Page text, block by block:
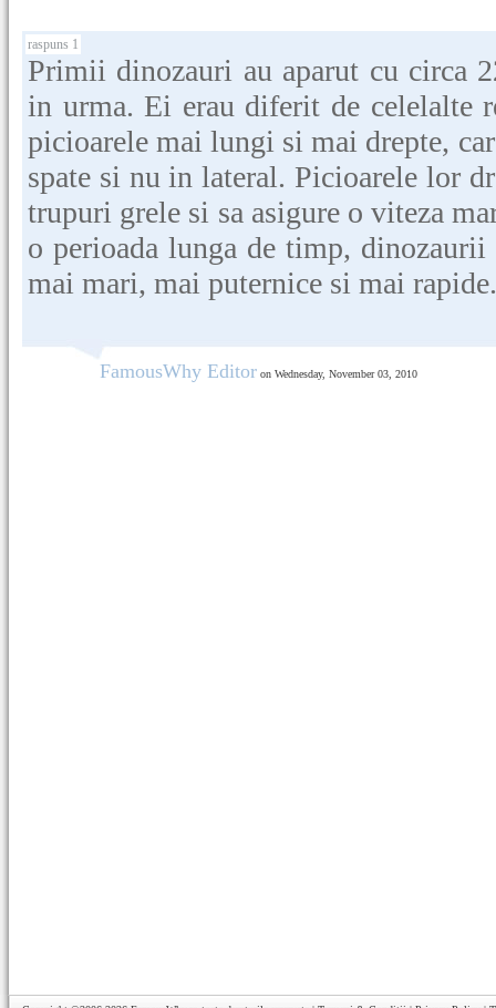
raspuns 1
Primii dinozauri au aparut cu circa
in urma. Ei erau diferit de celelalte
picioarele mai lungi si mai drepte,
spate si nu in lateral. Picioarele lor
trupuri grele si sa asigure o viteza
o perioada lunga de timp,
mai mari, mai puternice si mai rapide.
FamousWhy Editor on Wednesday, November 03, 2010